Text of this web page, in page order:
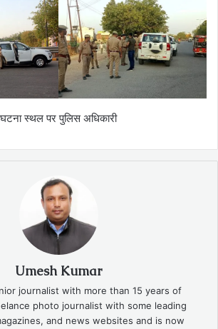
घटना स्थल पर पुलिस अधिकारी
Umesh Kumar
journalist with more than 15 years of
photo journalist with some leading
and news websites and is now